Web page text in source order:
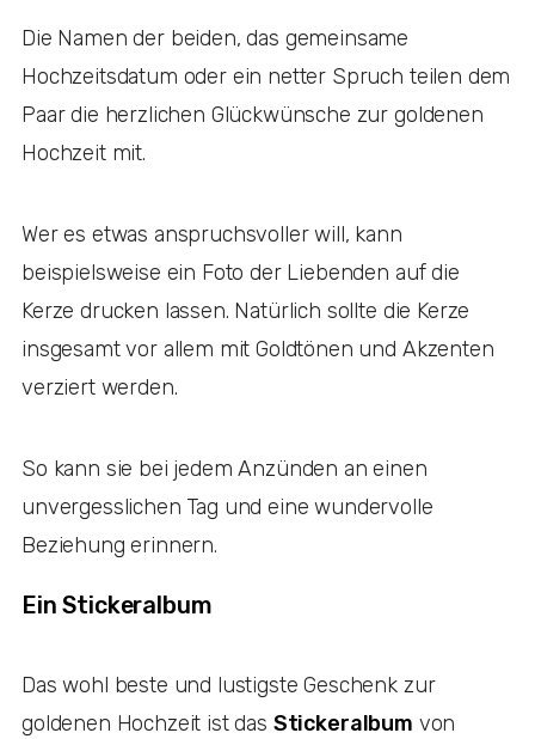
Die Namen der beiden, das gemeinsame
Hochzeitsdatum oder ein netter Spruch teilen dem
Paar die herzlichen Glückwünsche zur goldenen
Hochzeit mit.
Wer es etwas anspruchsvoller will, kann
beispielsweise ein Foto der Liebenden auf die
Kerze drucken lassen. Natürlich sollte die Kerze
insgesamt vor allem mit Goldtönen und Akzenten
verziert werden.
So kann sie bei jedem Anzünden an einen
unvergesslichen Tag und eine wundervolle
Beziehung erinnern.
Ein Stickeralbum
Das wohl beste und lustigste Geschenk zur
goldenen Hochzeit ist das Stickeralbum von